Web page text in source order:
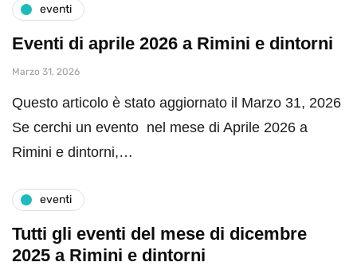
eventi
Eventi di aprile 2026 a Rimini e dintorni
Marzo 31, 2026
Questo articolo è stato aggiornato il Marzo 31, 2026
Se cerchi un evento nel mese di Aprile 2026 a
Rimini e dintorni,…
eventi
Tutti gli eventi del mese di dicembre
2025 a Rimini e dintorni